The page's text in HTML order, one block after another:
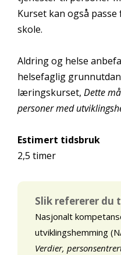
Kurset kan også
skole.
Aldring og helse
helsefaglig
læringskurset, Dette
personer med
Estimert tidsbruk
2,5 timer
Slik refererer du
Nasjonalt
utviklingshemming
Verdier,